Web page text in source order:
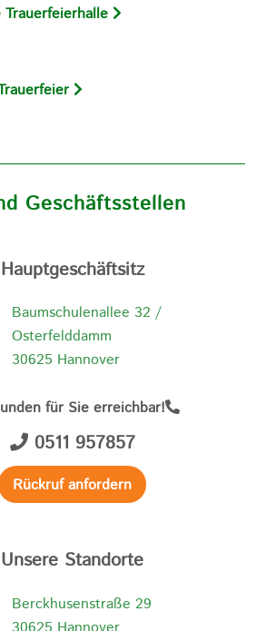
Trauerfeierhalle
Geschäftsstellen
Hauptgeschäftsitz
Baumschulenallee 32 /
Osterfelddamm
30625 Hannover
für Sie erreichbar!
0511 957857
Rückruf anfordern
Unsere Standorte
Berckhusenstraße 29